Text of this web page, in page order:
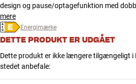
Find Butik
Kundeservice
Log ind
design og pause/optagefunktion med
mere
Energimærke
DETTE PRODUKT ER UDGÅET
Dette produkt er ikke længere tilgængeligt i
stedet anbefale: